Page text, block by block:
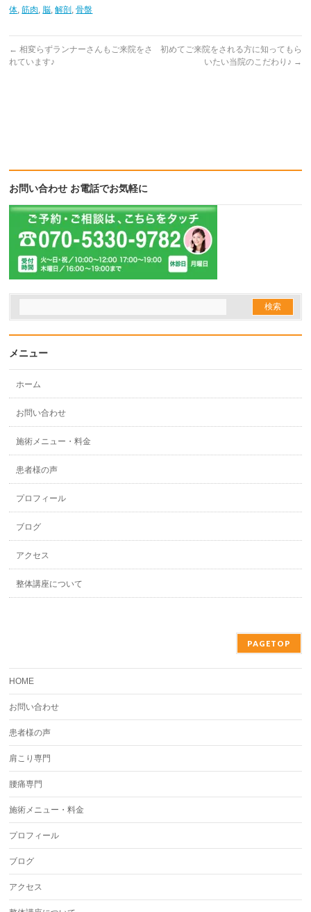
体,筋肉, 脳,解剖 ,骨盤
← 相変らずランナーさんもご来院をさ
れています♪
初めてご来院をされる方に知ってもら
いたい当院のこだわり♪ →
お問い合わせ お電話でお気軽に
メニュー
ホーム
お問い合わせ
施術メニュー・料金
患者様の声
プロフィール
ブログ
アクセス
整体講座について
PAGETOP
HOME
お問い合わせ
患者様の声
肩こり専門
腰痛専門
施術メニュー・料金
プロフィール
ブログ
アクセス